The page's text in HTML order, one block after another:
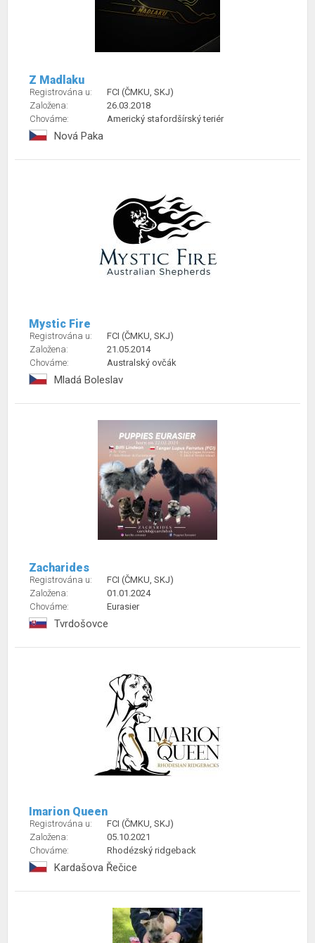
Z Madlaku
Registrována u:
FCI (ČMKU, SKJ)
Založena:
26.03.2018
Chováme:
Americký stafordšírský teriér
Nová Paka
Mystic Fire
Registrována u:
FCI (ČMKU, SKJ)
Založena:
21.05.2014
Chováme:
Australský ovčák
Mladá Boleslav
Zacharides
Registrována u:
FCI (ČMKU, SKJ)
Založena:
01.01.2024
Chováme:
Eurasier
Tvrdošovce
Imarion Queen
Registrována u:
FCI (ČMKU, SKJ)
Založena:
05.10.2021
Chováme:
Rhodézský ridgeback
Kardašova Řečice